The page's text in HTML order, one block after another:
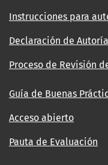
Instrucciones para
Declaración de Autoría
Proceso de Revisión
Guía de Buenas
Acceso abierto
Pauta de Evaluación